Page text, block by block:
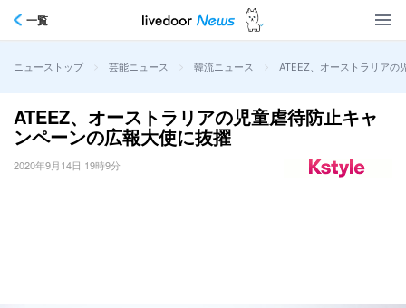
一覧
ニューストップ > 芸能ニュース > 韓流ニュース > ATEEZ、オーストラリアの
ATEEZ、オーストラリアの児童虐待防止キャ
ンペーンの広報大使に抜擢
2020年9月14日 19時9分